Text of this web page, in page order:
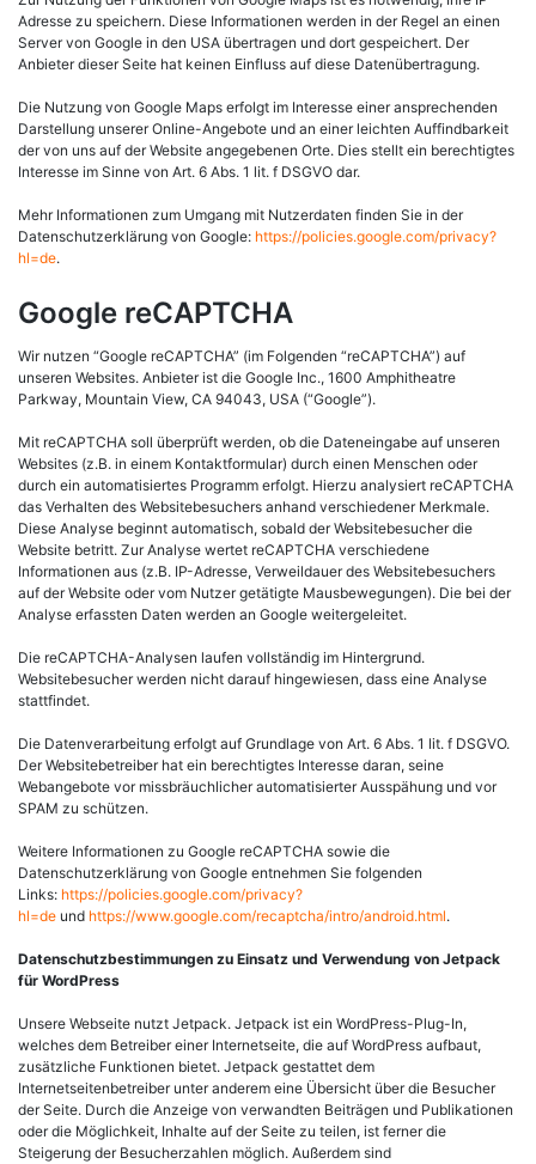
Adresse zu speichern. Diese Informationen werden in der Regel an einen
Server von Google in den USA übertragen und dort gespeichert. Der
Anbieter dieser Seite hat keinen Einfluss auf diese Datenübertragung.
Die Nutzung von Google Maps erfolgt im Interesse einer ansprechenden
Darstellung unserer Online-Angebote und an einer leichten Auffindbarkeit
der von uns auf der Website angegebenen Orte. Dies stellt ein berechtigtes
Interesse im Sinne von Art. 6 Abs. 1 lit. f DSGVO dar.
Mehr Informationen zum Umgang mit Nutzerdaten finden Sie in der
Datenschutzerklärung von Google: https://policies.google.com/privacy?
hl=de.
Google reCAPTCHA
Wir nutzen “Google reCAPTCHA” (im Folgenden “reCAPTCHA”) auf
unseren Websites. Anbieter ist die Google Inc., 1600 Amphitheatre
Parkway, Mountain View, CA 94043, USA (“Google”).
Mit reCAPTCHA soll überprüft werden, ob die Dateneingabe auf unseren
Websites (z.B. in einem Kontaktformular) durch einen Menschen oder
durch ein automatisiertes Programm erfolgt. Hierzu analysiert reCAPTCHA
das Verhalten des Websitebesuchers anhand verschiedener Merkmale.
Diese Analyse beginnt automatisch, sobald der Websitebesucher die
Website betritt. Zur Analyse wertet reCAPTCHA verschiedene
Informationen aus (z.B. IP-Adresse, Verweildauer des Websitebesuchers
auf der Website oder vom Nutzer getätigte Mausbewegungen). Die bei der
Analyse erfassten Daten werden an Google weitergeleitet.
Die reCAPTCHA-Analysen laufen vollständig im Hintergrund.
Websitebesucher werden nicht darauf hingewiesen, dass eine Analyse
stattfindet.
Die Datenverarbeitung erfolgt auf Grundlage von Art. 6 Abs. 1 lit. f DSGVO.
Der Websitebetreiber hat ein berechtigtes Interesse daran, seine
Webangebote vor missbräuchlicher automatisierter Ausspähung und vor
SPAM zu schützen.
Weitere Informationen zu Google reCAPTCHA sowie die
Datenschutzerklärung von Google entnehmen Sie folgenden
Links: https://policies.google.com/privacy?
hl=de und https://www.google.com/recaptcha/intro/android.html.
Datenschutzbestimmungen zu Einsatz und Verwendung von Jetpack
für WordPress
Unsere Webseite nutzt Jetpack. Jetpack ist ein WordPress-Plug-In,
welches dem Betreiber einer Internetseite, die auf WordPress aufbaut,
zusätzliche Funktionen bietet. Jetpack gestattet dem
Internetseitenbetreiber unter anderem eine Übersicht über die Besucher
der Seite. Durch die Anzeige von verwandten Beiträgen und Publikationen
oder die Möglichkeit, Inhalte auf der Seite zu teilen, ist ferner die
Steigerung der Besucherzahlen möglich. Außerdem sind